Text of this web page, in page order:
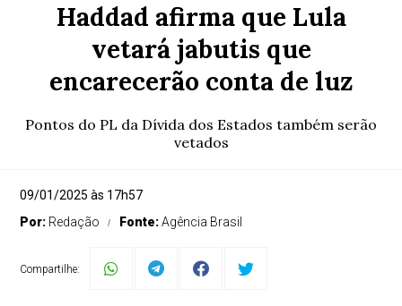
Haddad afirma que Lula
vetará jabutis que
encarecerão conta de luz
Pontos do PL da Dívida dos Estados também serão
vetados
09/01/2025 às 17h57
Por: Redação Fonte:Agência Brasil
Compartilhe: